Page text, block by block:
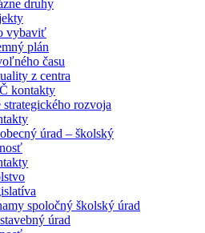
druhy
vybaviť
plán
času
z centra
kontakty
strategického rozvoja
úrad – školský
spoločný školský úrad
úrad